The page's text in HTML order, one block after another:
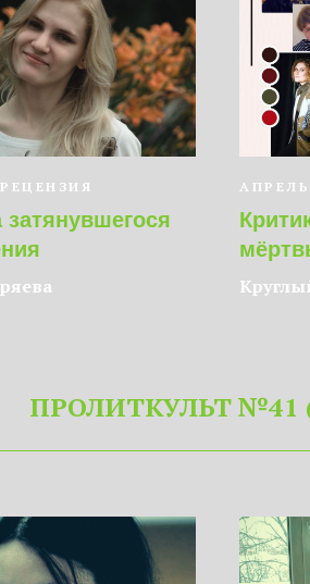
РЕЦЕНЗИЯ
затянувшегося
АПРЕЛЬ
ПРОЛИТКУЛЬТ №41